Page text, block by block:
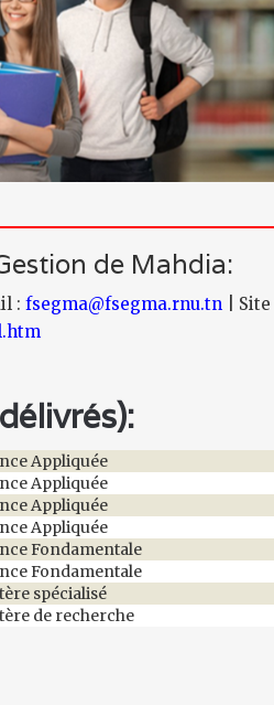
de Mahdia:
: fsegma@fsegma.rnu.tn| Site
Appliquée
Appliquée
Appliquée
Appliquée
Fondamentale
Fondamentale
spécialisé
de recherche